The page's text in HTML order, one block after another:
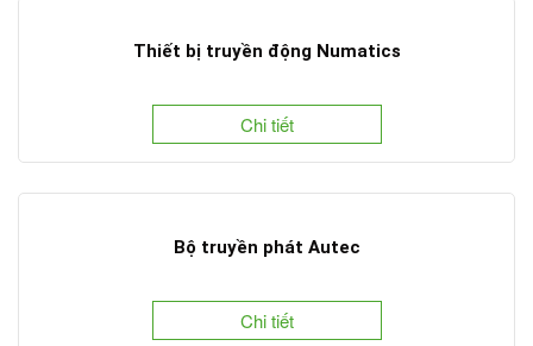
Thiết bị truyền động Numatics
Chi tiết
Bộ truyền phát Autec
Chi tiết